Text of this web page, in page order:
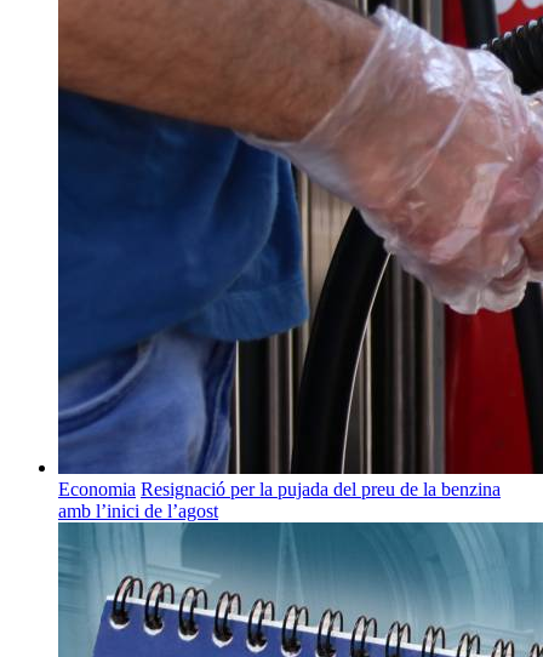
Economia Resignació per la pujada del preu de la benzina
amb l’inici de l’agost